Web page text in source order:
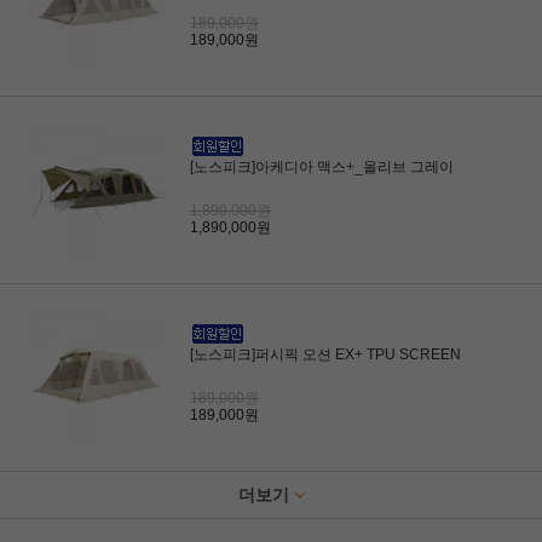
189,000원
189,000원
[노스피크]아케디아 맥스+_올리브 그레이
1,890,000원
1,890,000원
[노스피크]퍼시픽 오션 EX+ TPU SCREEN
189,000원
189,000원
더보기